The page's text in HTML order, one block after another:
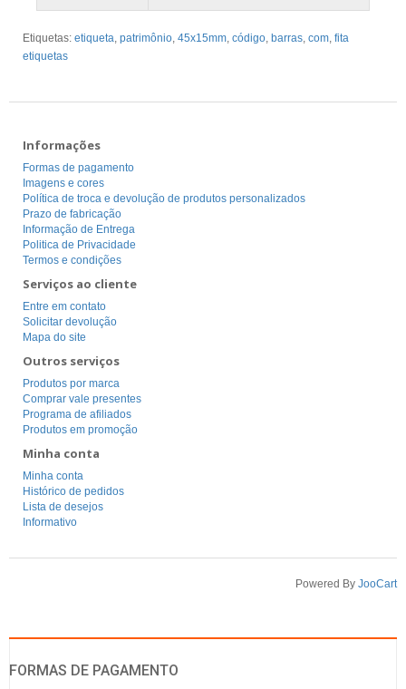
Etiquetas: etiqueta, patrimônio, 45x15mm, código, barras, com, fita
etiquetas
Informações
Formas de pagamento
Imagens e cores
Política de troca e devolução de produtos personalizados
Prazo de fabricação
Informação de Entrega
Politica de Privacidade
Termos e condições
Serviços ao cliente
Entre em contato
Solicitar devolução
Mapa do site
Outros serviços
Produtos por marca
Comprar vale presentes
Programa de afiliados
Produtos em promoção
Minha conta
Minha conta
Histórico de pedidos
Lista de desejos
Informativo
Powered By JooCart
FORMAS DE PAGAMENTO